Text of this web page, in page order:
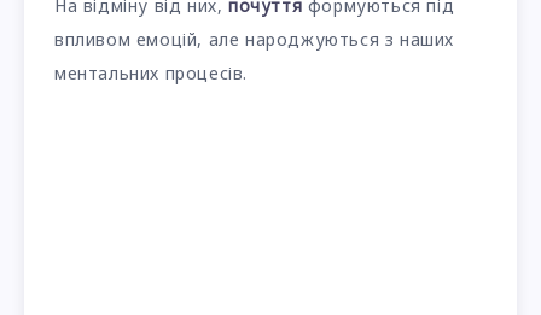
На відміну від них, почуття формуються під
впливом емоцій, але народжуються з наших
ментальних процесів.